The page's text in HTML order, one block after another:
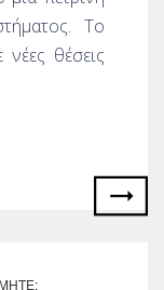
Το
θέσεις